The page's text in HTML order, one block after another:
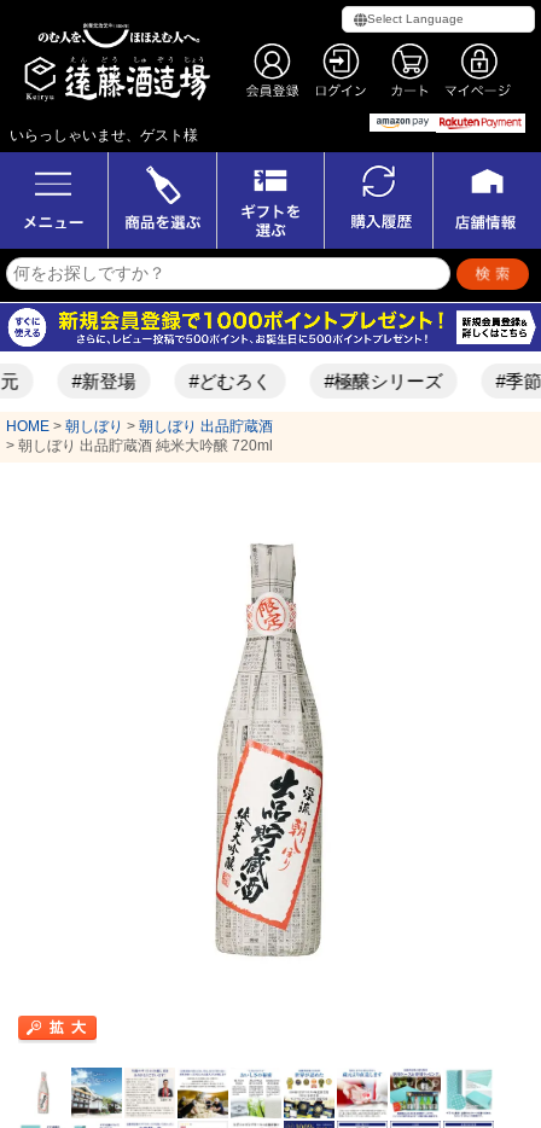
いらっしゃいませ、ゲスト様
#新登場 #どむろく #極醸シリーズ #季節限定酒
HOME 朝しぼり
朝しぼり 出品貯蔵酒
朝しぼり 出品貯蔵酒 純米大吟醸 720ml